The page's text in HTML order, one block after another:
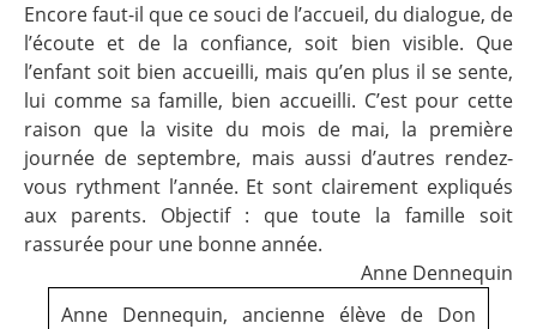
Encore faut-il que ce souci de l’accueil, du dialogue, de
l’écoute et de la confiance, soit bien visible. Que
l’enfant soit bien accueilli, mais qu’en plus il se sente,
lui comme sa famille, bien accueilli. C’est pour cette
raison que la visite du mois de mai, la première
journée de septembre, mais aussi d’autres rendez-
vous rythment l’année. Et sont clairement expliqués
aux parents. Objectif­ : que toute la famille soit
rassurée pour une bonne année.
Anne Dennequin
Anne Dennequin, ancienne élève de Don